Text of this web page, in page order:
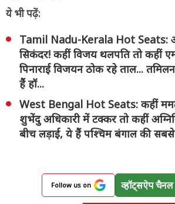
ये भी पढ़ें:
Tamil Nadu-Kerala Hot Seats:
सिकंदर! कहीं विजय थलपति तो कहीं
पिनाराई विजयन ठोक रहे ताल...
हैं हॉ...
West Bengal Hot Seats: कहीं
शुभेंदु अधिकारी में टक्कर तो कहीं
बीच लड़ाई, ये हैं पश्चिम बंगाल की सबसे
Follow us on व्हॉट्सऐप